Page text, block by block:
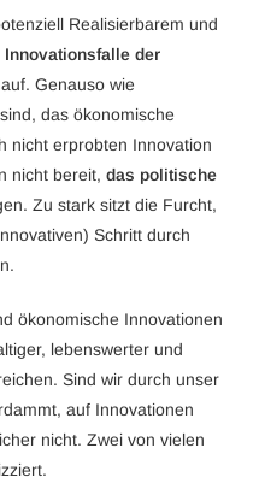
Realisierbarem und
Innovationsfalle der
auf. Genauso wie
das ökonomische
nicht erprobten Innovation
nicht bereit, das politische
Zu stark sitzt die Furcht,
Schritt durch
ökonomische Innovationen
lebenswerter und
Sind wir durch unser
auf Innovationen
nicht. Zwei von vielen